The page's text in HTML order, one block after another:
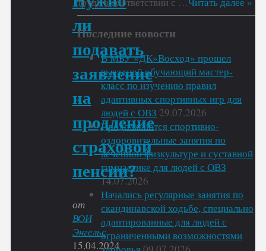
ли
подавать
заявление
на
продление
страховой
пенсии?
от
ВОИ
Энгельс
15.04.2024
Последние новости
В МБУ «ДК»Восход» прошел
выездной обучающий мастер-
класс по изучению правил
адаптивных спортивных игр для
людей с ОВЗ 29.07.2026
Продолжаются спортивно-
оздоровительные занятия по
лечебной физкультуре и суставной
гимнастике для людей с ОВЗ
14.07.2026
Начались регулярные занятия по
скандинавской ходьбе, специально
адаптированные для людей с
ограниченными возможностями